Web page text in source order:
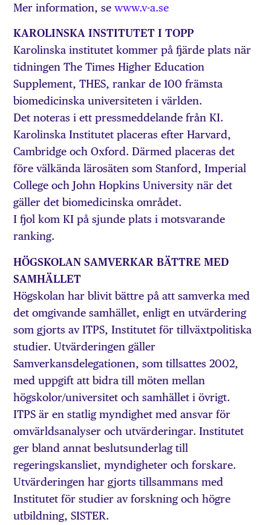
Mer information, sewww.v-a.se
KAROLINSKA INSTITUTET I TOPP
Karolinska institutet kommer på fjärde plats när
tidningen The Times Higher Education
Supplement, THES, rankar de 100 främsta
biomedicinska universiteten i världen.
Det noteras i ett pressmeddelande från KI.
Karolinska Institutet placeras efter Harvard,
Cambridge och Oxford. Därmed placeras det
före välkända lärosäten som Stanford, Imperial
College och John Hopkins University när det
gäller det biomedicinska området.
I fjol kom KI på sjunde plats i motsvarande
ranking.
HÖGSKOLAN SAMVERKAR BÄTTRE MED
SAMHÄLLET
Högskolan har blivit bättre på att samverka med
det omgivande samhället, enligt en utvärdering
som gjorts av ITPS, Institutet för tillväxtpolitiska
studier. Utvärderingen gäller
Samverkansdelegationen, som tillsattes 2002,
med uppgift att bidra till möten mellan
högskolor/universitet och samhället i övrigt.
ITPS är en statlig myndighet med ansvar för
omvärldsanalyser och utvärderingar. Institutet
ger bland annat beslutsunderlag till
regeringskansliet, myndigheter och forskare.
Utvärderingen har gjorts tillsammans med
Institutet för studier av forskning och högre
utbildning, SISTER.